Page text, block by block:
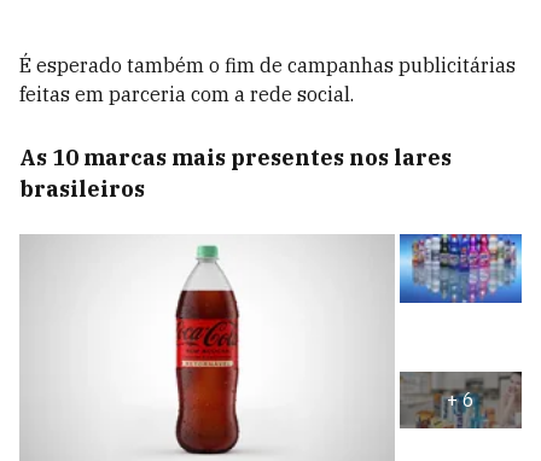
É esperado também o fim de campanhas publicitárias
feitas em parceria com a rede social.
As 10 marcas mais presentes nos lares
brasileiros
+6